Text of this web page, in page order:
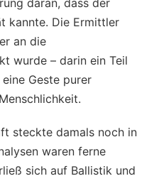
kannte. Die Ermittler
an die
wurde – darin ein Teil
Geste purer
steckte damals noch in
waren ferne
sich auf Ballistik und